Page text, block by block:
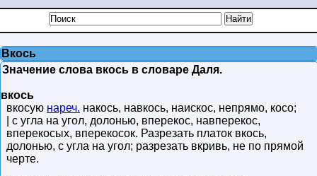
Вкось
Значение слова вкось в словаре Даля.
вкось
вкосую нареч. накось, навкось, наискос, непрямо, косо;
| с угла на угол, долонью, вперекос, навперекос,
вперекосых, вперекосок. Разрезать платок вкось,
долонью, с угла на угол; разрезать вкривь, не по прямой
черте.